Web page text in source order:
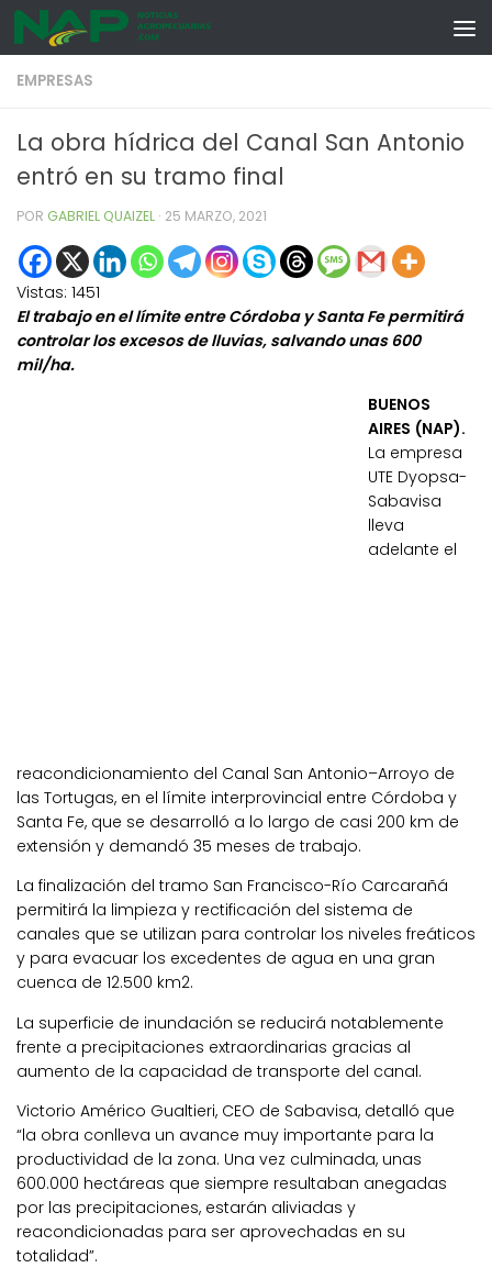
Skip to content
EMPRESAS
La obra hídrica del Canal San Antonio
entró en su tramo final
POR GABRIEL QUAIZEL · 25 MARZO, 2021
Vistas: 1451
El trabajo en el límite entre Córdoba y Santa Fe permitirá
controlar los excesos de lluvias, salvando unas 600
mil/ha.
BUENOS
AIRES (NAP).
La empresa
UTE Dyopsa-
Sabavisa
lleva
adelante el
reacondicionamiento del Canal San Antonio–Arroyo de
las Tortugas, en el límite interprovincial entre Córdoba y
Santa Fe, que se desarrolló a lo largo de casi 200 km de
extensión y demandó 35 meses de trabajo.
La finalización del tramo San Francisco-Río Carcarañá
permitirá la limpieza y rectificación del sistema de
canales que se utilizan para controlar los niveles freáticos
y para evacuar los excedentes de agua en una gran
cuenca de 12.500 km2.
La superficie de inundación se reducirá notablemente
frente a precipitaciones extraordinarias gracias al
aumento de la capacidad de transporte del canal.
Victorio Américo Gualtieri, CEO de Sabavisa, detalló que
“la obra conlleva un avance muy importante para la
productividad de la zona. Una vez culminada, unas
600.000 hectáreas que siempre resultaban anegadas
por las precipitaciones, estarán aliviadas y
reacondicionadas para ser aprovechadas en su
totalidad”.